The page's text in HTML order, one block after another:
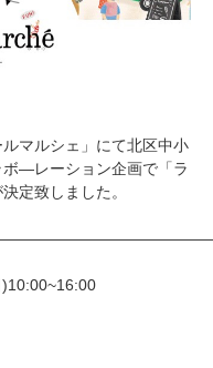
マルシェ」にて北区中小
―レーション企画で「ラ
定致しました。